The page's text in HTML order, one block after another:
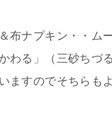
布ナプキン・・ム
わる」（三砂ちづ
ますのでそちらも